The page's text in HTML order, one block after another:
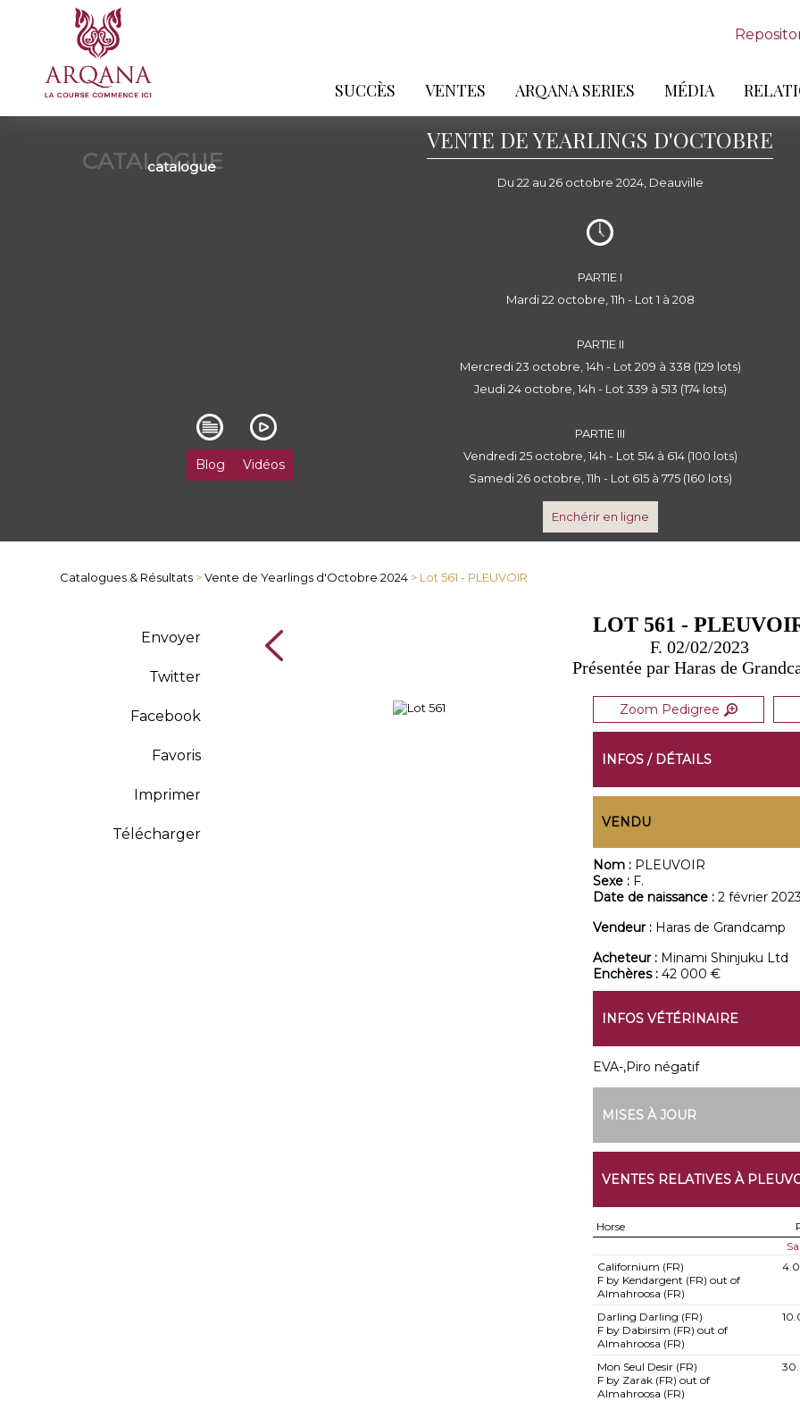
SUCCÈS VENTES ARQANA SERIES MÉDIA
CATALOGUE
catalogue
VENTE DE YEARLINGS D'OCTOBRE
Du 22 au 26 octobre 2024, Deauville
Blog Vidéos
PARTIE I
Mardi 22 octobre, 11h - Lot 1 à 208
PARTIE II
Mercredi 23 octobre, 14h - Lot 209 à 338 (129 lots)
Jeudi 24 octobre, 14h - Lot 339 à 513 (174 lots)
PARTIE III
Vendredi 25 octobre, 14h - Lot 514 à 614 (100 lots)
Samedi 26 octobre, 11h - Lot 615 à 775 (160 lots)
Enchérir en ligne
Catalogues & Résultats >Vente de Yearlings d'Octobre 2024 > Lot 561 - PLEUVOIR
Envoyer
Twitter
Facebook
Favoris
Imprimer
Télécharger
LOT 561 -
F. 02/02/2023
Présentée par Haras de
Zoom Pedigree
INFOS / DÉTAILS
VENDU
Nom : PLEUVOIR
Sexe : F.
Date de naissance : 2 février 2023
Vendeur : Haras de Grandcamp
Acheteur : Minami Shinjuku Ltd
Enchères : 42 000 €
INFOS VÉTÉRINAIRE
EVA-,Piro négatif
MISES À JOUR
VENTES RELATIVES À
Horse
Californium (FR)
F by Kendargent (FR) out of
Almahroosa (FR)
Darling Darling (FR)
F by Dabirsim (FR) out of
Almahroosa (FR)
Mon Seul Desir (FR)
F by Zarak (FR) out of
Almahroosa (FR)